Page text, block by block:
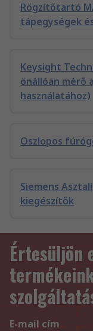
Rögzítőtartó
tápegységek
Keysight
önállóan mérő
használatához)
Oszlopos
Siemens
kiegészítők
Értesüljön
E-mail cím